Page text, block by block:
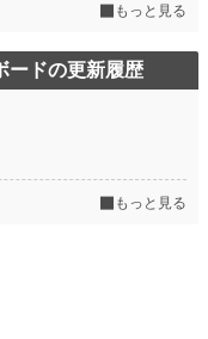
もっと見る
ードの更新履歴
もっと見る